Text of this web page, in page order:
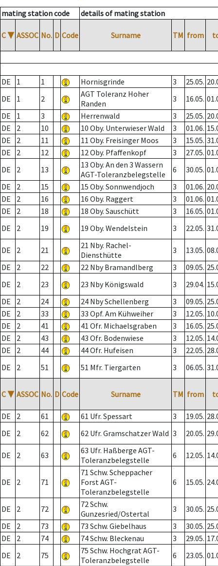
mating station code details of mating station
C ▼ ASSOC No. D Code Surname TM from
DE 1 1 Hornisgrinde 3 25.05.
DE
1 2
AGT Toleranz Hoher
Randen
3 16.05.
DE
1 3 Herrenwald 3 25.05.
DE
2 10 10 Oby. Unterwieser Wald 3 01.06.
DE
2 11 11 Oby. Freisinger Moos 3 15.05.
DE
2 12 12 Oby. Pfaffenkopf 3 27.05.
DE
2 13
13 Oby. An den 3 Wassern
AGT-Toleranzbelegstelle
6 30.05.
DE
2 15 15 Oby. Sonnwendjoch 3 01.06.
DE
2 16 16 Oby. Raggert 3 01.06.
DE
2 18 18 Oby. Sauschütt 3 16.05.
DE
2 19 19 Oby. Wendelstein 3 22.05.
DE 2 21
21 Nby. Rachel-
Diensthütte
3 13.05.
DE
2 22 22 Nby Bramandlberg 3 09.05.
DE
2 23 23 Nby Königswald 3 29.04.
DE
2 24 24 Nby Schellenberg 3 09.05.
DE
2 33 33 Opf. Am Kühweiher 3 12.05.
DE
2 41 41 Ofr. Michaelsgraben 3 16.05.
DE
2 43 43 Ofr. Bodenwiese 3 12.05.
DE
2 44 44 Ofr. Hufeisen 3 22.05.
DE
2 51 51 Mfr. Tiergarten 3 06.05.
C ▼ ASSOC No. D Code Surname TM from
DE 2 61 61 Ufr. Spessart 3 19.05.
DE
2 62 62 Ufr. Gramschatzer Wald 3 20.05.
DE 2 63
63 Ufr. Haßberge AGT-
Toleranzbelegstelle
6 12.05.
DE 2 71
71 Schw. Scheppacher
Forst AGT-
Toleranzbelegstelle
6 15.05.
DE 2 72
72 Schw.
Gunzesried/Ostertal
3 30.05.
DE
2 73 73 Schw. Giebelhaus 3 30.05.
DE
2 74 74 Schw. Bleckenau 3 29.05.
DE
2 75
75 Schw. Hochgrat AGT-
Toleranzbelegstelle
6 23.05.